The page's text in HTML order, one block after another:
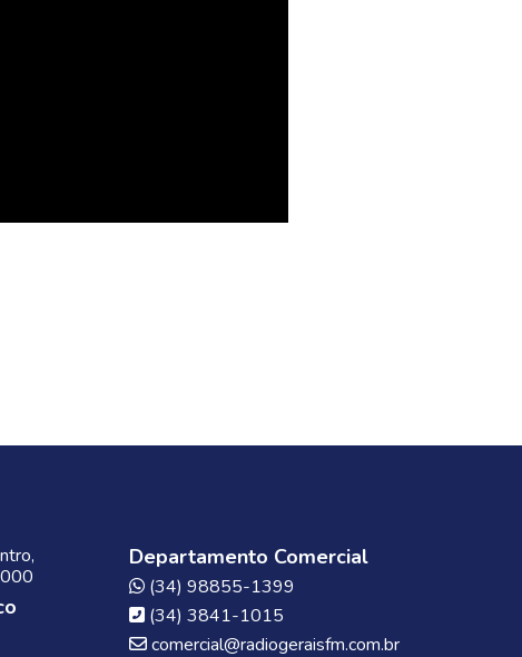
Departamento Comercial
(34) 98855-1399
(34) 3841-1015
comercial@radiogeraisfm.com.br